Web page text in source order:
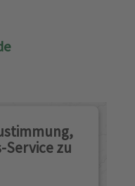
Service zu